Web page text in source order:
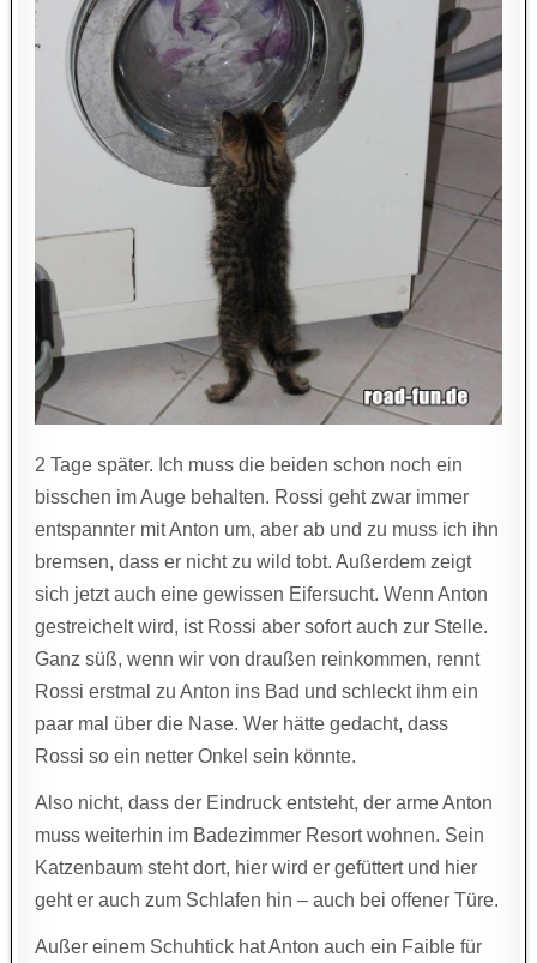
2 Tage später. Ich muss die beiden schon noch ein
bisschen im Auge behalten. Rossi geht zwar immer
entspannter mit Anton um, aber ab und zu muss ich ihn
bremsen, dass er nicht zu wild tobt. Außerdem zeigt
sich jetzt auch eine gewissen Eifersucht. Wenn Anton
gestreichelt wird, ist Rossi aber sofort auch zur Stelle.
Ganz süß, wenn wir von draußen reinkommen, rennt
Rossi erstmal zu Anton ins Bad und schleckt ihm ein
paar mal über die Nase. Wer hätte gedacht, dass
Rossi so ein netter Onkel sein könnte.
Also nicht, dass der Eindruck entsteht, der arme Anton
muss weiterhin im Badezimmer Resort wohnen. Sein
Katzenbaum steht dort, hier wird er gefüttert und hier
geht er auch zum Schlafen hin – auch bei offener Türe.
Außer einem Schuhtick hat Anton auch ein Faible für